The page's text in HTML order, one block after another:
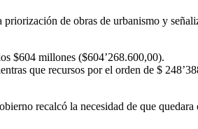
de obras de urbanismo y
$604 millones ($604’268.600,00).
que recursos por el orden de $
recalcó la necesidad de que quedara